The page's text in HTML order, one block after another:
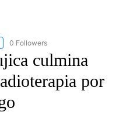
"CNN-SPANISH" TO RECEIVE
0 Followers
culmina
por